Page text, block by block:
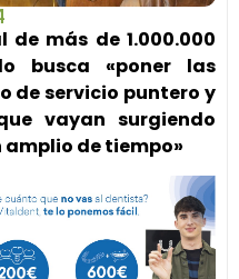
más de 1.000.000
busca «poner las
de servicio puntero y
vayan surgiendo
de tiempo»